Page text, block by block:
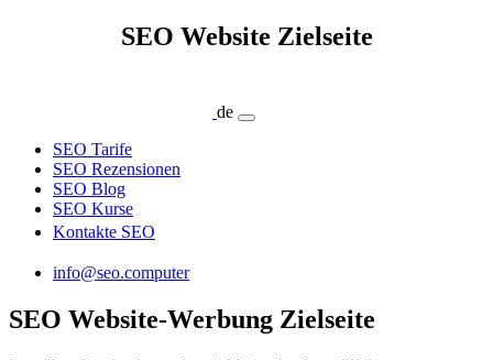
SEO Website Zielseite
de
SEO Tarife
SEO Rezensionen
SEO Blog
SEO Kurse
Kontakte SEO
info@seo.computer
SEO Website-Werbung Zielseite